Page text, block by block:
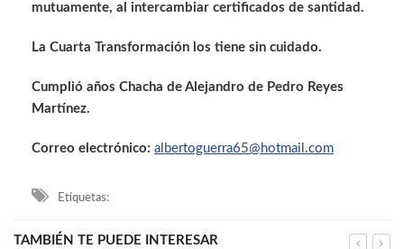
mutuamente, al intercambiar certificados de santidad.
La Cuarta Transformación los tiene sin cuidado.
Cumplió años Chacha de Alejandro de Pedro Reyes
Martínez.
Correo electrónico: albertoguerra65@hotmail.com
Etiquetas:
TAMBIÉN TE PUEDE INTERESAR